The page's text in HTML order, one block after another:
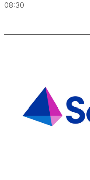
08:30